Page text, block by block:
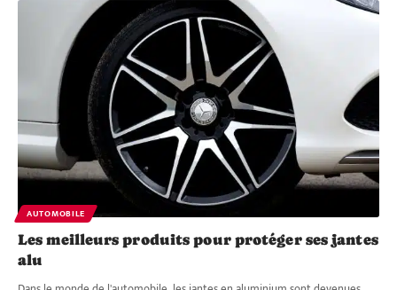
AUTOMOBILE
Les meilleurs produits pour protéger ses jantes
alu